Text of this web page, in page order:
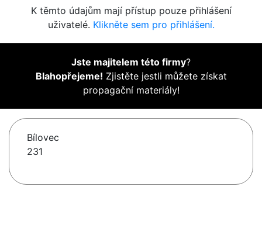
K těmto údajům mají přístup pouze přihlášení
uživatelé. Klikněte sem pro přihlášení.
Jste majitelem této firmy?
Blahopřejeme! Zjistěte jestli můžete získat
propagační materiály!
Bílovec
231